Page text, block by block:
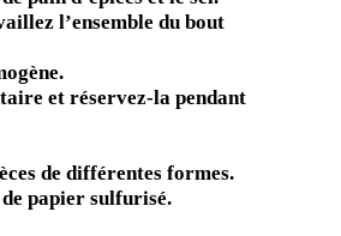
l’ensemble du bout
et réservez-la pendant
de différentes formes.
papier sulfurisé.